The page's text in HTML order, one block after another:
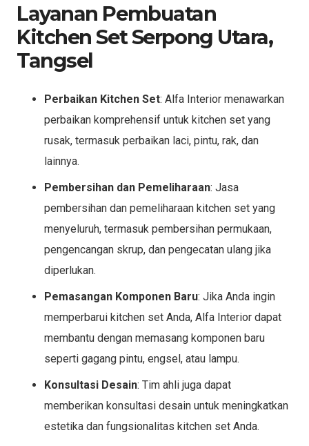
Layanan Pembuatan
Kitchen Set Serpong Utara,
Tangsel
Perbaikan Kitchen Set: Alfa Interior menawarkan
perbaikan komprehensif untuk kitchen set yang
rusak, termasuk perbaikan laci, pintu, rak, dan
lainnya.
Pembersihan dan Pemeliharaan: Jasa
pembersihan dan pemeliharaan kitchen set yang
menyeluruh, termasuk pembersihan permukaan,
pengencangan skrup, dan pengecatan ulang jika
diperlukan.
Pemasangan Komponen Baru: Jika Anda ingin
memperbarui kitchen set Anda, Alfa Interior dapat
membantu dengan memasang komponen baru
seperti gagang pintu, engsel, atau lampu.
Konsultasi Desain: Tim ahli juga dapat
memberikan konsultasi desain untuk meningkatkan
estetika dan fungsionalitas kitchen set Anda.